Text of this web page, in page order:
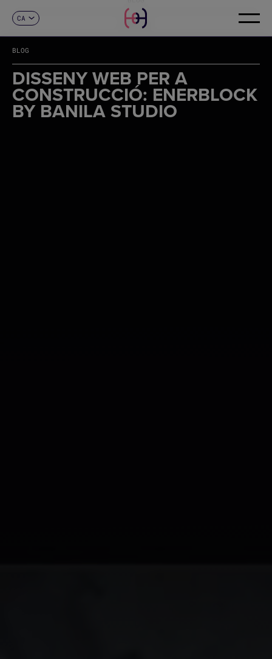
CA
FR
DE
IT
PT
CONTACTE
BLOG
DISSENY WEB PER A
CONSTRUCCIÓ: ENERBLOCK
BY BANILA STUDIO